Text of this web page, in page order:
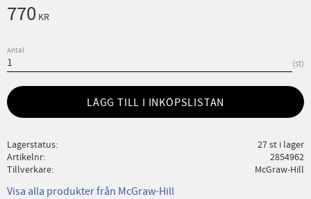
770 KR
Antal
st
LÄGG TILL I INKÖPSLISTAN
Lagerstatus
27 st i lager
Artikelnr
2854962
Tillverkare
McGraw-Hill
Visa alla produkter från McGraw-Hill